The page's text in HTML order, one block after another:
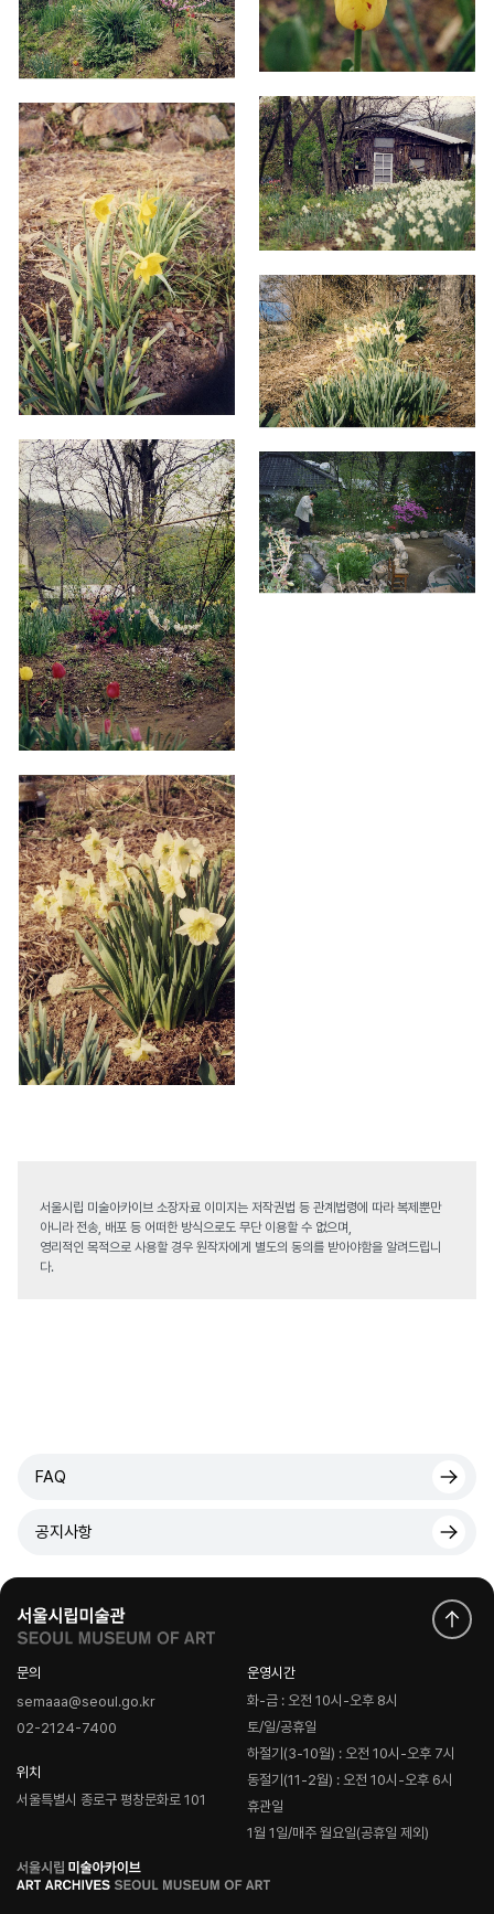
서울시립 미술아카이브 소장자료 이미지는 저작권법 등 관계법령에 따라 복제뿐만
아니라 전송, 배포 등 어떠한 방식으로도 무단 이용할 수 없으며,
영리적인 목적으로 사용할 경우 원작자에게 별도의 동의를 받아야함을 알려드립니
다.
FAQ
공지사항
문의
semaaa@seoul.go.kr
02-2124-7400
위치
서울특별시 종로구 평창문화로 101
운영시간
화-금 : 오전 10시-오후 8시
토/일/공휴일
하절기(3-10월) : 오전 10시-오후 7시
동절기(11-2월) : 오전 10시-오후 6시
휴관일
1월 1일/매주 월요일(공휴일 제외)
로
고